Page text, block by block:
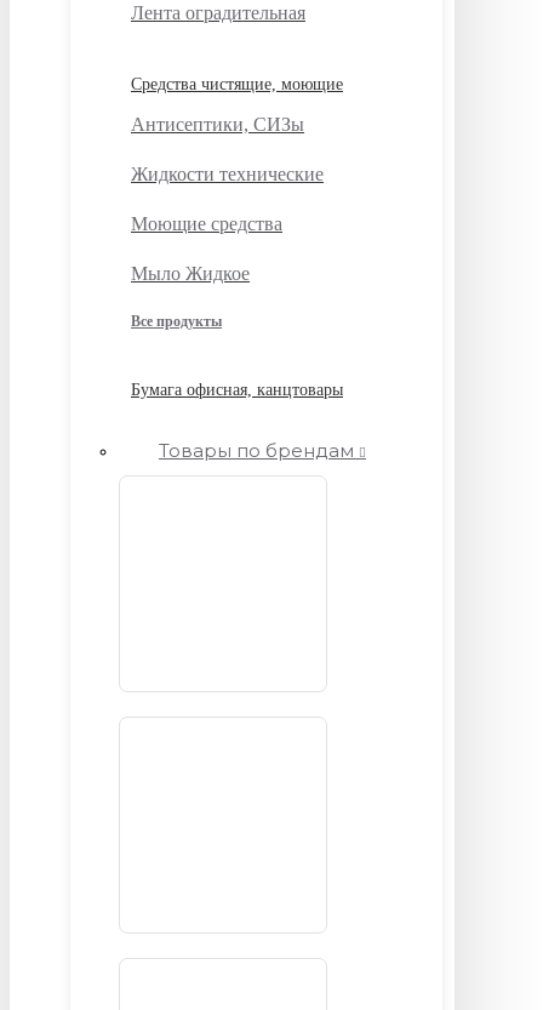
Лента оградительная
Средства чистящие, моющие
Антисептики, СИЗы
Жидкости технические
Моющие средства
Мыло Жидкое
Все продукты
Бумага офисная, канцтовары
Товары по брендам